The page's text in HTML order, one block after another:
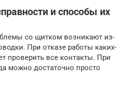
и способы их
со щитком возникают из-
При отказе работы каких-
проверить все контакты. При
можно достаточно просто